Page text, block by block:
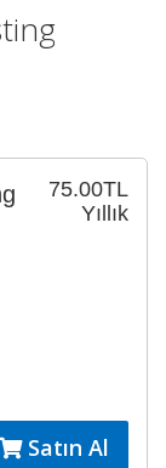
75.00TL
Yıllık
Satın Al